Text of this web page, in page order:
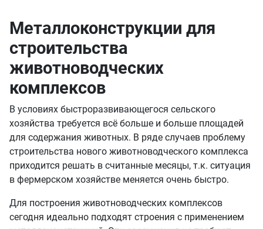
Металлоконструкции для
строительства
животноводческих
комплексов
В условиях быстроразвивающегося сельского
хозяйства требуется всё больше и больше площадей
для содержания животных. В ряде случаев проблему
строительства нового животноводческого комплекса
приходится решать в считанные месяцы, т.к. ситуация
в фермерском хозяйстве меняется очень быстро.
Для построения животноводческих комплексов
сегодня идеально подходят строения с применением